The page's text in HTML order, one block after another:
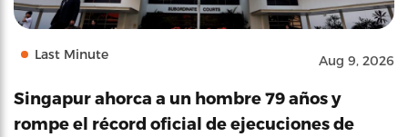
Last Minute Aug 9, 2026
Singapur ahorca a un hombre 79 años y
rompe el récord oficial de ejecuciones de